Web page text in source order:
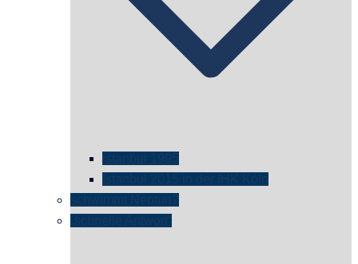
istanbul 1995
Istanbul 2015 in der IHK Köln
schwimmt Neptun?
„schnelle Antwort“